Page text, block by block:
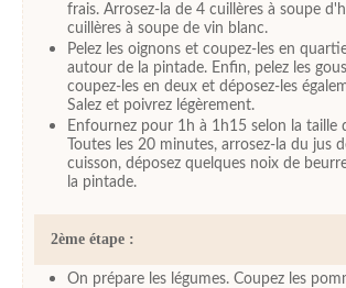
frais. Arrosez-la de 4 cuillères à soupe
cuillères à soupe de vin blanc.
Pelez les oignons et coupez-les en
autour de la pintade. Enfin, pelez les
coupez-les en deux et déposez-les
Salez et poivrez légèrement.
Enfournez pour 1h à 1h15 selon la taille
Toutes les 20 minutes, arrosez-la du jus
cuisson, déposez quelques noix de
la pintade.
2ème étape :
On prépare les légumes. Coupez les